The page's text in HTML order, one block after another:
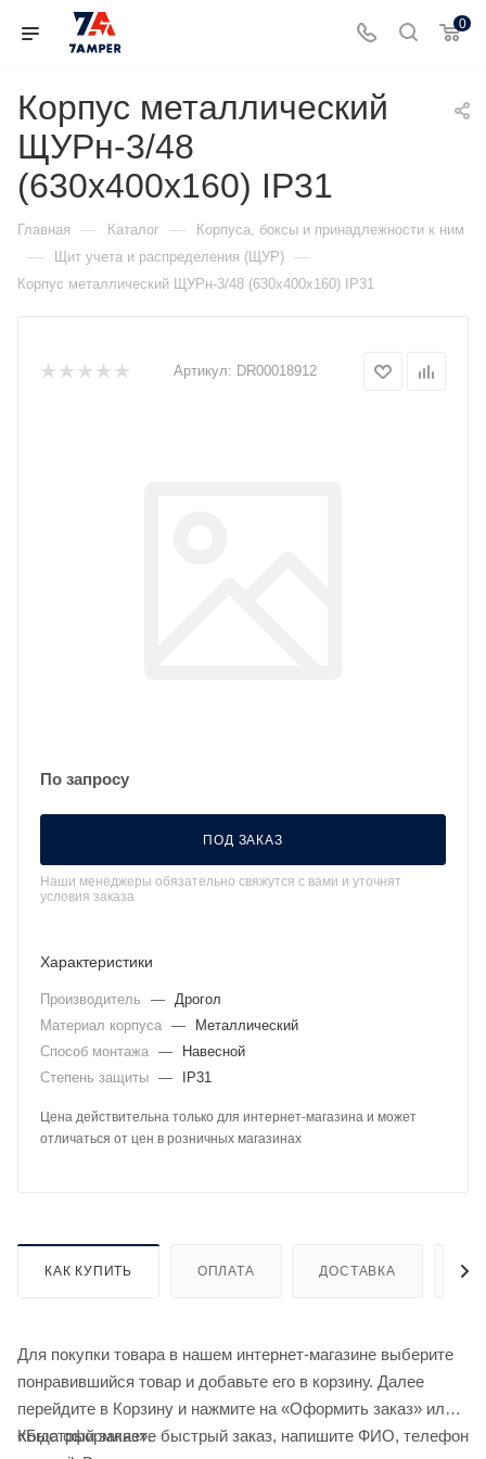
0
Корпус металлический
ЩУРн-3/48
(630х400х160) IP31
Главная — Каталог — Корпуса, боксы и принадлежности к ним
— Щит учета и распределения (ЩУР) —
Корпус металлический ЩУРн-3/48 (630х400х160) IP31
Артикул: DR00018912
По запросу
ПОД ЗАКАЗ
Наши менеджеры обязательно свяжутся с вами и уточнят
условия заказа
Характеристики
Производитель — Дрогол
Материал корпуса —
Металлический
Способ монтажа —
Навесной
Степень защиты — IP31
Цена действительна только для интернет-магазина и может
отличаться от цен в розничных магазинах
КАК КУПИТЬ ОПЛАТА ДОСТАВКА
Для покупки товара в нашем интернет-магазине выберите
понравившийся товар и добавьте его в корзину. Далее
перейдите в Корзину и нажмите на «Оформить заказ» или
«Быстрый заказ».
Когда оформляете быстрый заказ, напишите ФИО, телефон